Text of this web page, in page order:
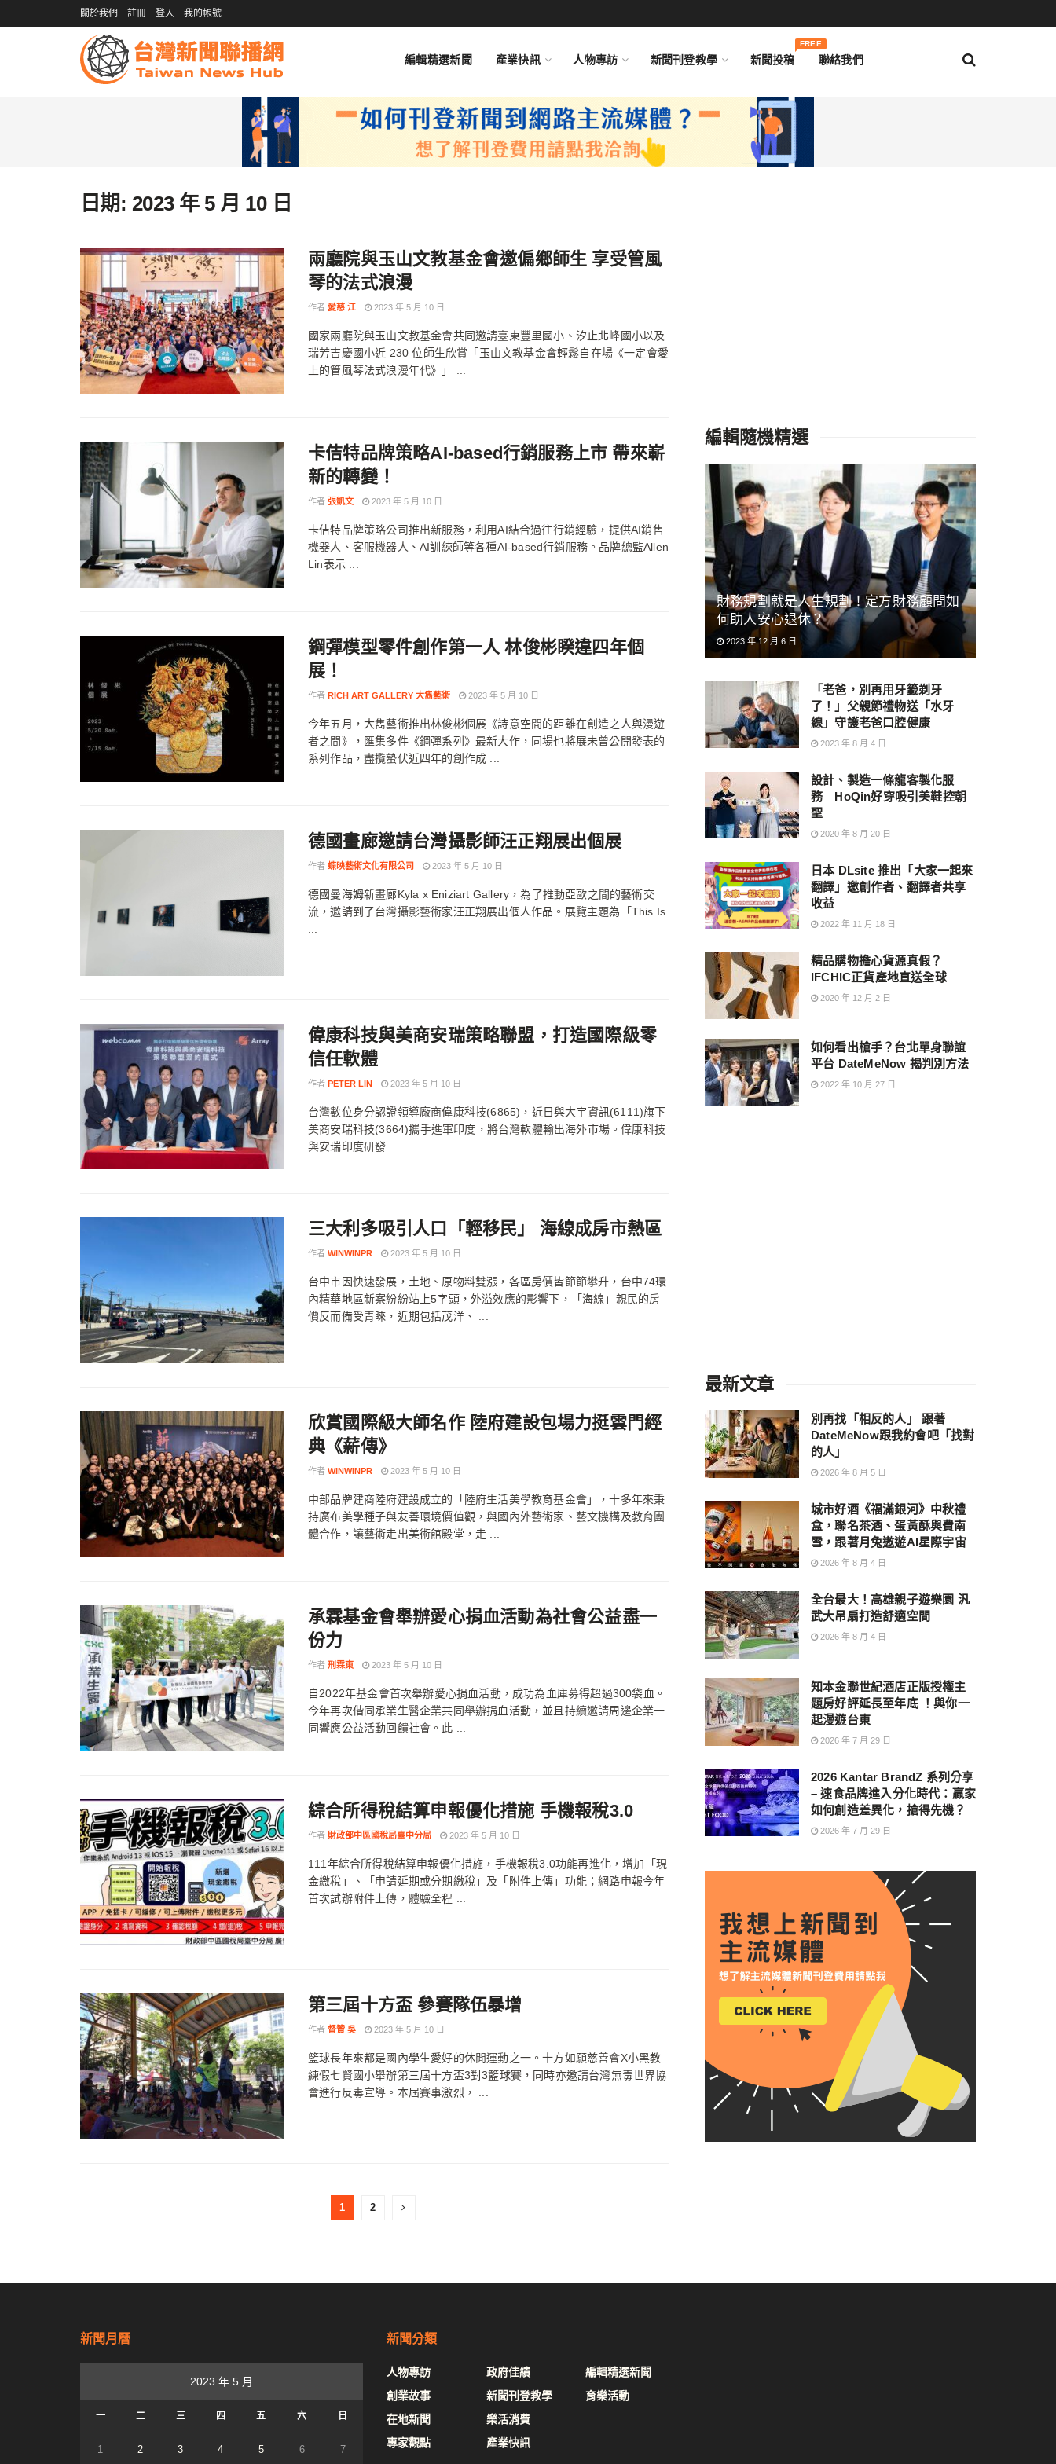
關於我們 註冊 登入 我的帳號
編輯精選新聞 產業快訊 人物專訪 新聞刊登教學 新聞投稿
FREE
聯絡我們
日期: 2023 年 5 月 10 日
兩廳院與玉山文教基金會邀偏鄉師生 享受管風
琴的法式浪漫
作者 愛慈 江 2023 年 5 月 10 日
國家兩廳院與玉山文教基金會共同邀請臺東豐里國小、汐止北峰國小以及
瑞芳吉慶國小近 230 位師生欣賞「玉山文教基金會輕鬆自在場《一定會愛
上的管風琴法式浪漫年代》」 ...
卡佶特品牌策略AI-based行銷服務上市 帶來嶄
新的轉變！
作者 張凱文 2023 年 5 月 10 日
卡佶特品牌策略公司推出新服務，利用AI結合過往行銷經驗，提供AI銷售
機器人、客服機器人、AI訓練師等各種AI-based行銷服務。品牌總監Allen
Lin表示 ...
鋼彈模型零件創作第一人 林俊彬睽違四年個
展！
作者 RICH ART GALLERY 大雋藝術 2023 年 5 月 10 日
今年五月，大雋藝術推出林俊彬個展《詩意空間的距離在創造之人與漫遊
者之間》，匯集多件《鋼彈系列》最新大作，同場也將展未曾公開發表的
系列作品，盡攬蟄伏近四年的創作成 ...
德國畫廊邀請台灣攝影師汪正翔展出個展
作者 蝶映藝術文化有限公司 2023 年 5 月 10 日
德國曼海姆新畫廊Kyla x Eniziart Gallery，為了推動亞歐之間的藝術交
流，邀請到了台灣攝影藝術家汪正翔展出個人作品。展覽主題為「This Is
偉康科技與美商安瑞策略聯盟，打造國際級零
信任軟體
作者 PETER LIN 2023 年 5 月 10 日
台灣數位身分認證領導廠商偉康科技(6865)，近日與大宇資訊(6111)旗下
美商安瑞科技(3664)攜手進軍印度，將台灣軟體輸出海外市場。偉康科技
與安瑞印度研發 ...
三大利多吸引人口「輕移民」 海線成房市熱區
作者 WINWINPR 2023 年 5 月 10 日
台中市因快速發展，土地、原物料雙漲，各區房價皆節節攀升，台中74環
內精華地區新案紛紛站上5字頭，外溢效應的影響下，「海線」親民的房
價反而備受青睞，近期包括茂洋、 ...
欣賞國際級大師名作 陸府建設包場力挺雲門經
典《薪傳》
作者 WINWINPR 2023 年 5 月 10 日
中部品牌建商陸府建設成立的「陸府生活美學教育基金會」，十多年來秉
持廣布美學種子與友善環境價值觀，與國內外藝術家、藝文機構及教育團
體合作，讓藝術走出美術館殿堂，走 ...
承霖基金會舉辦愛心捐血活動為社會公益盡一
份力
作者 刑霖東 2023 年 5 月 10 日
自2022年基金會首次舉辦愛心捐血活動，成功為血庫募得超過300袋血。
今年再次偕同承業生醫企業共同舉辦捐血活動，並且持續邀請周邊企業一
同響應公益活動回饋社會。此 ...
綜合所得稅結算申報優化措施 手機報稅3.0
作者 財政部中區國稅局臺中分局 2023 年 5 月 10 日
111年綜合所得稅結算申報優化措施，手機報稅3.0功能再進化，增加「現
金繳稅」、「申請延期或分期繳稅」及「附件上傳」功能；網路申報今年
首次試辦附件上傳，體驗全程 ...
第三屆十方盃 參賽隊伍暴增
作者 督贊 吳 2023 年 5 月 10 日
籃球長年來都是國內學生愛好的休閒運動之一。十方如願慈善會X小黑教
練假七賢國小舉辦第三屆十方盃3對3籃球賽，同時亦邀請台灣無毒世界協
會進行反毒宣導。本屆賽事激烈， ...
1 2
編輯隨機精選
財務規劃就是人生規劃！定方財務顧問如
何助人安心退休？
2023 年 12 月 6 日
「老爸，別再用牙籤剃牙
了！」父親節禮物送「水牙
線」守護老爸口腔健康
2023 年 8 月 4 日
設計、製造一條龍客製化服
務 HoQin好穿吸引美鞋控朝
聖
2020 年 8 月 20 日
日本 DLsite 推出「大家一起來
翻譯」邀創作者、翻譯者共享
收益
2022 年 11 月 18 日
精品購物擔心貨源真假？
IFCHIC正貨產地直送全球
2020 年 12 月 2 日
如何看出槍手？台北單身聯誼
平台 DateMeNow 揭判別方法
2022 年 10 月 27 日
最新文章
別再找「相反的人」 跟著
DateMeNow跟我約會吧「找對
的人」
2026 年 8 月 5 日
城市好酒《福滿銀河》中秋禮
盒，聯名茶酒、蛋黃酥與費南
雪，跟著月兔遨遊AI星際宇宙
2026 年 8 月 4 日
全台最大！高雄親子遊樂園 汎
武大吊扇打造舒適空間
2026 年 8 月 4 日
知本金聯世紀酒店正版授權主
題房好評延長至年底 ！與你一
起漫遊台東
2026 年 7 月 29 日
2026 Kantar BrandZ 系列分享
– 速食品牌進入分化時代：贏家
如何創造差異化，搶得先機？
2026 年 7 月 29 日
新聞月曆
2023 年 5 月
一 二 三 四 五 六 日
1 2 3 4 5 6 7
新聞分類
人物專訪
創業故事
在地新聞
專家觀點
政府佳績
新聞刊登教學
樂活消費
產業快訊
編輯精選新聞
育樂活動